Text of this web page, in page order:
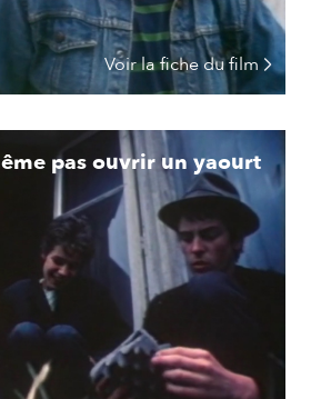
Voir la fiche du film
pas ouvrir un yaourt